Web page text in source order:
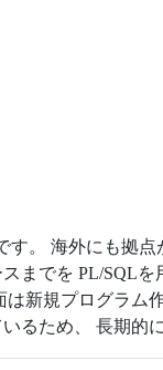
す。 海外にも拠
までを PL/SQL
新規プログラ
るため、 長期的